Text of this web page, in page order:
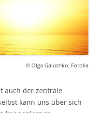
© Olga Galushko, Fotolia
auch der zentrale
kann uns über sich